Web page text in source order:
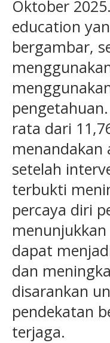
Oktober
education
bergambar,
rata dari
menandakan
setelah
terbukti
percaya diri
dapat
dan
disarankan
pendekatan
terjaga.